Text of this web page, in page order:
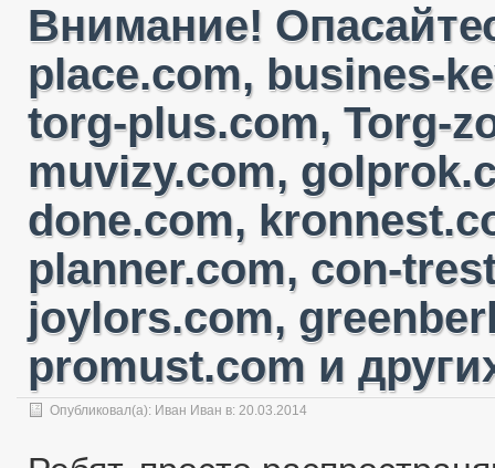
Внимание!
place.com, busines-
torg-plus.com, Torg-
muvizy.com,
done.com,
planner.com, con-
joylors.com,
promust.com и
Опубликовал(а): Иван Иван в: 20.03.2014